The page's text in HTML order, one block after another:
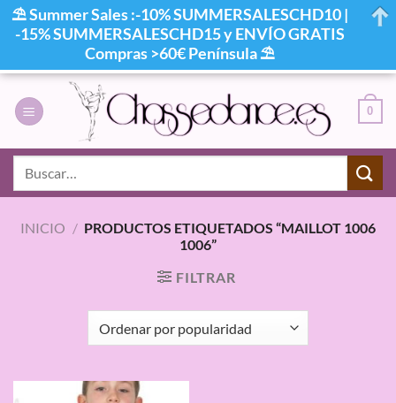
contenido
0
INICIO / PRODUCTOS ETIQUETADOS “MAILLOT 1006
1006”
FILTRAR
⛱ Summer Sales :-10% SUMMERSALESCHD10 |
-15% SUMMERSALESCHD15 y ENVÍO GRATIS
Compras >60€ Península ⛱